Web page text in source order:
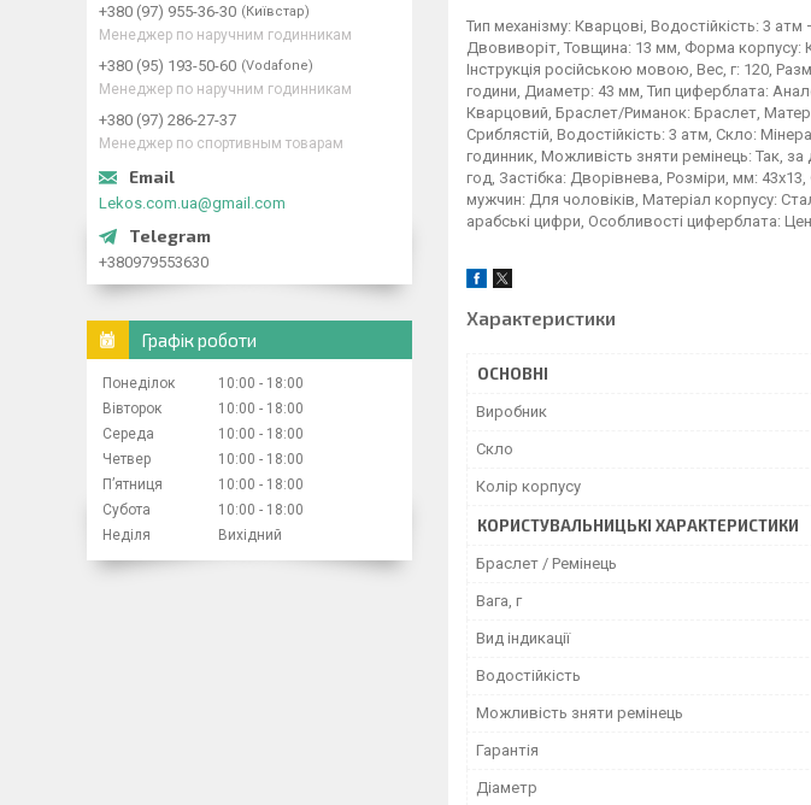
Тип механізму: Кварцові, Водостійкість: 3
Двовиворіт, Товщина: 13 мм, Форма корпусу:
Інструкція російською мовою, Вес, г: 120,
години, Диаметр: 43 мм, Тип циферблата:
Кварцовий, Браслет/Риманок: Браслет,
Сриблястій, Водостійкість: 3 атм, Скло:
годинник, Можливість зняти ремінець: Так,
год, Застібка: Дворівнева, Розміри, мм:
мужчин: Для чоловіків, Матеріал корпусу:
арабські цифри, Особливості циферблата:
Характеристики
ОСНОВНІ
Виробник
Скло
Колір корпусу
КОРИСТУВАЛЬНИЦЬКІ ХАРАКТЕРИСТИКИ
Браслет / Ремінець
Вага, г
Вид індикації
Водостійкість
Можливість зняти ремінець
Гарантія
Діаметр
+380 (97) 955-36-30 Київстар
Менеджер по наручним годинникам
+380 (95) 193-50-60 Vodafone
Менеджер по наручним годинникам
+380 (97) 286-27-37
Менеджер по спортивным товарам
Lekos.com.ua@gmail.com
+380979553630
Графік роботи
Понеділок 10:00
18:00
Вівторок
10:00
18:00
Середа
10:00
18:00
Четвер
10:00
18:00
Пʼятниця
10:00
18:00
Субота
10:00
18:00
Неділя
Вихідний